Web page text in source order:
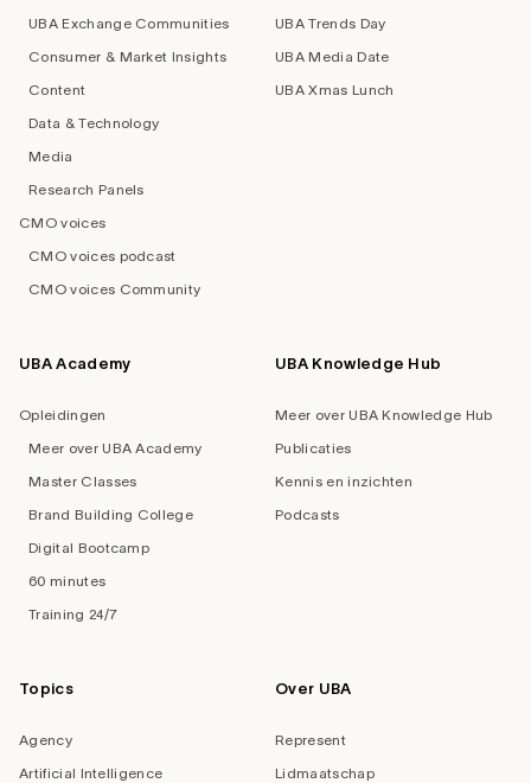
UBA Exchange Communities
Consumer & Market Insights
Content
Data & Technology
Media
Research Panels
CMO voices
CMO voices podcast
CMO voices Community
UBA Trends Day
UBA Media Date
UBA Xmas Lunch
UBA Academy
Opleidingen
Meer over UBA Academy
Master Classes
Brand Building College
Digital Bootcamp
60 minutes
Training 24/7
UBA Knowledge Hub
Meer over UBA Knowledge Hub
Publicaties
Kennis en inzichten
Podcasts
Topics
Agency
Artificial Intelligence
Over UBA
Represent
Lidmaatschap